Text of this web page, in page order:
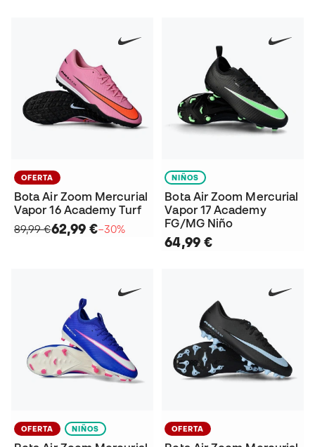
OFERTA
Bota Air Zoom Mercurial
Vapor 16 Academy Turf
89,99 €62,99 €−30%
NIÑOS
Bota Air Zoom Mercurial
Vapor 17 Academy
FG/MG Niño
64,99 €
OFERTA NIÑOS OFERTA